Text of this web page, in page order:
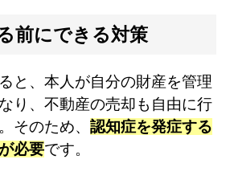
前にできる対策
と、本人が自分の財産を管理
り、不動産の売却も自由に行
そのため、認知症を発症する
必要です。